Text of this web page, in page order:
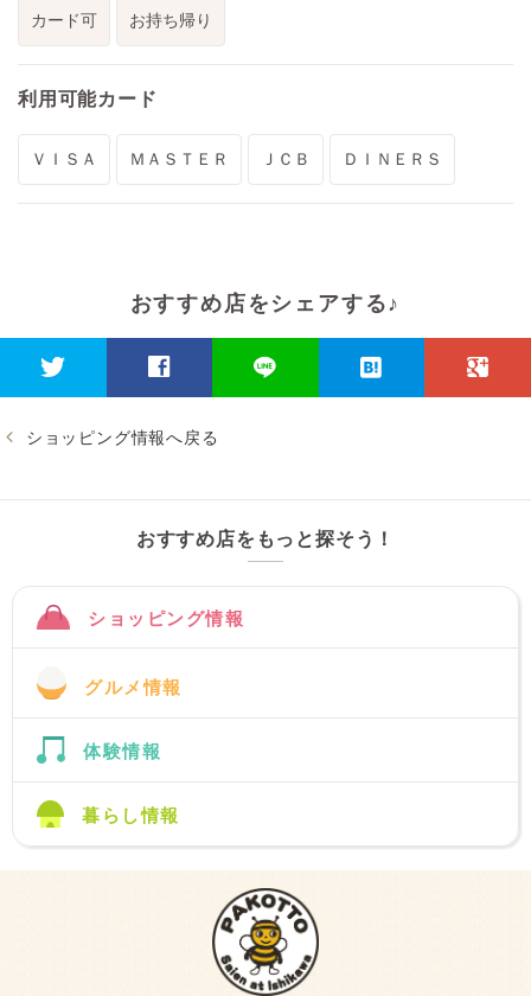
カード可 お持ち帰り
利用可能カード
ＶＩＳＡ ＭＡＳＴＥＲ ＪＣＢ ＤＩＮＥＲＳ
おすすめ店をシェアする♪
ショッピング情報へ戻る
おすすめ店をもっと探そう！
ショッピング情報
グルメ情報
体験情報
暮らし情報